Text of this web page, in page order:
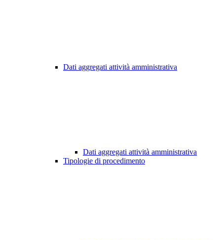
Dati aggregati attività amministrativa
Dati aggregati attività amministrativa
Tipologie di procedimento